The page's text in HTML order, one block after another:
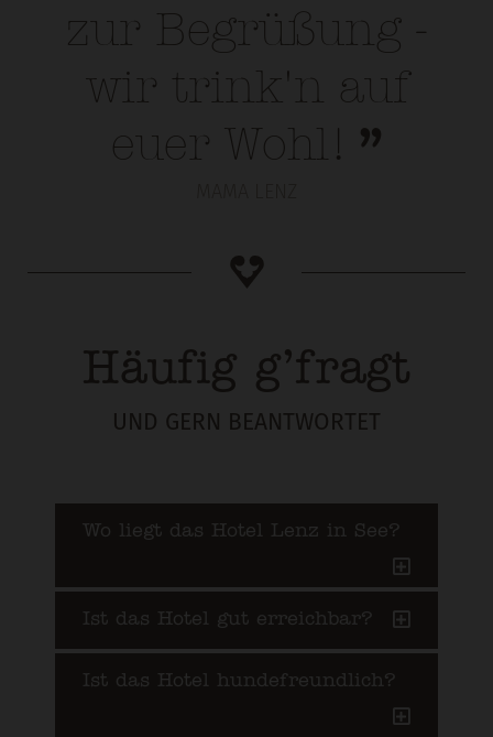
zur Begrüßung -
wir trink'n auf
euer Wohl!
Häufig g’fragt
UND GERN BEANTWORTET
Wo liegt das Hotel Lenz in See?
Ist das Hotel gut erreichbar?
Ist das Hotel hundefreundlich?